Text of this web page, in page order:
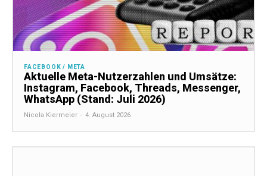
FACEBOOK / META
Aktuelle Meta-Nutzerzahlen und Umsätze:
Instagram, Facebook, Threads, Messenger,
WhatsApp (Stand: Juli 2026)
Nicola Kiermeier - 4. August 2026